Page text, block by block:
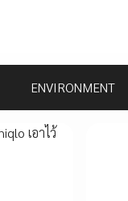
ENVIRONMENT